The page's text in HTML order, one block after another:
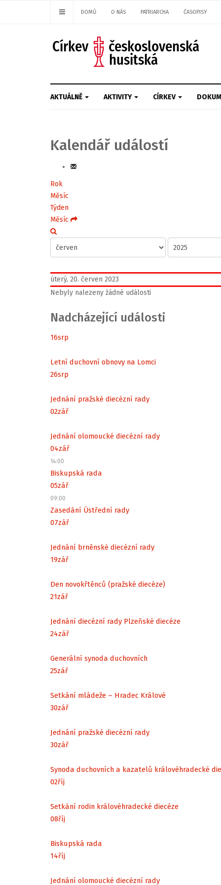
DOMŮ O NÁS PATRIARCHA ČASOPISY
AKTUÁLNĚ AKTIVITY CÍRKEV
Kalendář událostí
Rok
Měsíc
Týden
Měsíc
úterý, 20. červen 2023
Nebyly nalezeny žádné události
Nadcházející události
16srp
Letní duchovní obnovy na Lomci
26srp
Jednání pražské diecézní rady
02zář
Jednání olomoucké diecézní rady
04zář
14:00
Biskupská rada
05zář
09:00
Zasedání Ústřední rady
07zář
Jednání brněnské diecézní rady
19zář
Den novokřtěnců (pražské diecéze)
21zář
Jednání diecézní rady Plzeňské diecéze
24zář
Generální synoda duchovních
25zář
Setkání mládeže – Hradec Králové
30zář
Jednání pražské diecézní rady
30zář
Synoda duchovních a kazatelů královéhradecké
02říj
Setkání rodin královéhradecké diecéze
08říj
Biskupská rada
14říj
Jednání olomoucké diecézní rady